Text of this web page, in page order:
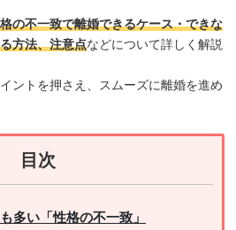
の不一致で離婚できるケース・できな
方法、注意点などについて詳しく解説
ントを押さえ、スムーズに離婚を進め
目次
多い「性格の不一致」